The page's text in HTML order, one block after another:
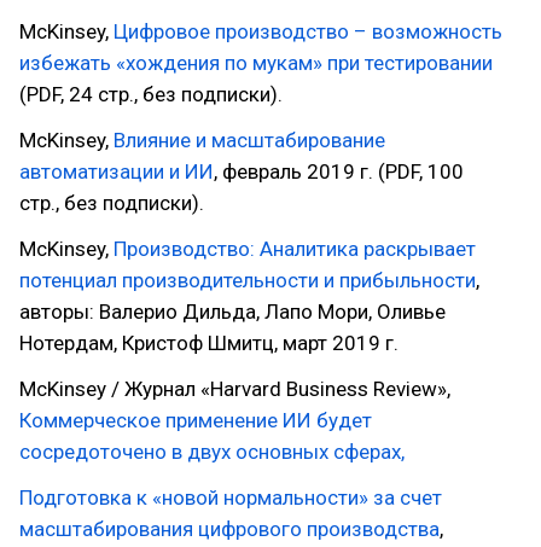
McKinsey, Цифровое производство – возможность
избежать «хождения по мукам» при тестировании
(PDF, 24 стр., без подписки).
McKinsey, Влияние и масштабирование
автоматизации и ИИ, февраль 2019 г. (PDF, 100
стр., без подписки).
McKinsey, Производство: Аналитика раскрывает
потенциал производительности и прибыльности,
авторы: Валерио Дильда, Лапо Мори, Оливье
Нотердам, Кристоф Шмитц, март 2019 г.
McKinsey / Журнал «Harvard Business Review»,
Коммерческое применение ИИ будет
сосредоточено в двух основных сферах,
Подготовка к «новой нормальности» за счет
масштабирования цифрового производства,